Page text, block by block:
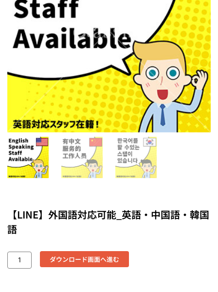
【LINE】外国語対応可能_英語・中国語・韓国
語
ダウンロード画面へ進む